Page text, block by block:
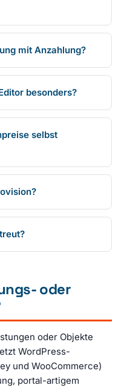
mit Anzahlung?
besonders?
selbst
oder
oder Objekte
WordPress-
und WooCommerce)
portal-artigem